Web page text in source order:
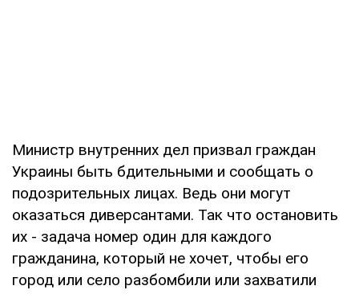
Министр внутренних дел призвал граждан
Украины быть бдительными и сообщать о
подозрительных лицах. Ведь они могут
оказаться диверсантами. Так что остановить
их - задача номер один для каждого
гражданина, который не хочет, чтобы его
город или село разбомбили или захватили